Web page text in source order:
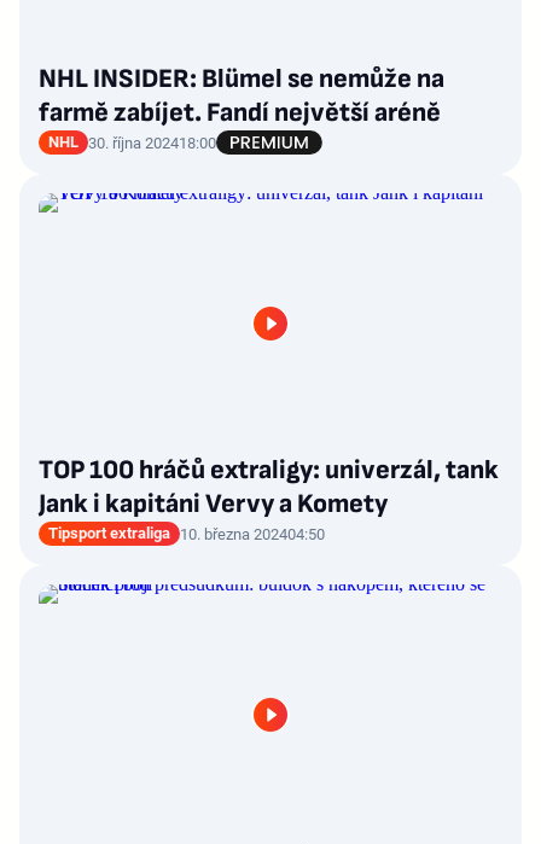
NHL INSIDER: Blümel se nemůže na
farmě zabíjet. Fandí největší aréně
NHL 30. října 202418:00
TOP 100 hráčů extraligy: univerzál, tank
Jank i kapitáni Vervy a Komety
Tipsport extraliga 10. března 202404:50